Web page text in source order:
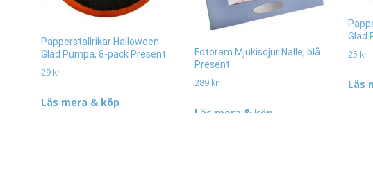
Papperstallrikar Halloween
Glad Pumpa, 8-pack Present
29 kr
Läs mera & köp
Fotoram Mjukisdjur Nalle, blå
Present
289 kr
Läs mera & köp
Glad
25 kr
Läs